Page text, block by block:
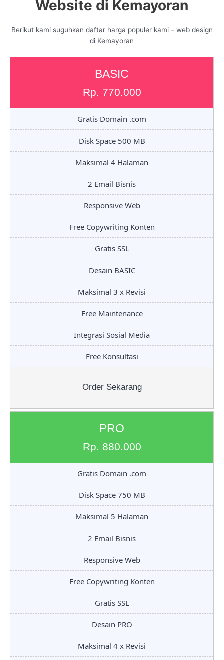
Website di Kemayoran
Berikut kami suguhkan daftar harga populer kami – web design
di Kemayoran
BASIC
Rp. 770.000
Gratis Domain .com
Disk Space 500 MB
Maksimal 4 Halaman
2 Email Bisnis
Responsive Web
Free Copywriting Konten
Gratis SSL
Desain BASIC
Maksimal 3 x Revisi
Free Maintenance
Integrasi Sosial Media
Free Konsultasi
Order Sekarang
PRO
Rp. 880.000
Gratis Domain .com
Disk Space 750 MB
Maksimal 5 Halaman
2 Email Bisnis
Responsive Web
Free Copywriting Konten
Gratis SSL
Desain PRO
Maksimal 4 x Revisi